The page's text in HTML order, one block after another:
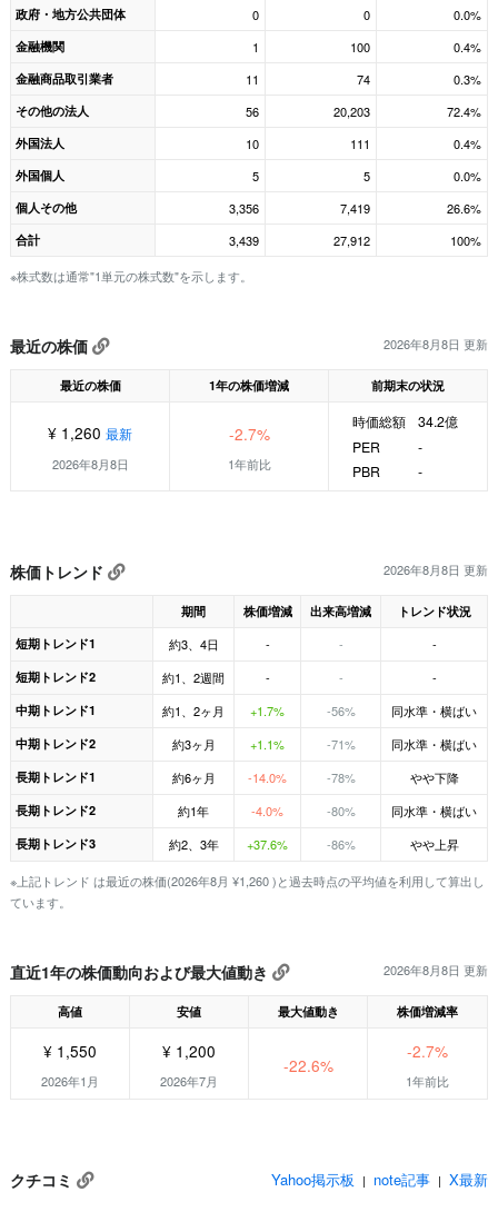
政府・地方公共団体
0 0 0.0%
金融機関 1 100 0.4%
金融商品取引業者 11 74 0.3%
その他の法人 56 20,203 72.4%
外国法人 10 111 0.4%
外国個人 5 5 0.0%
個人その他 3,356 7,419 26.6%
合計 3,439 27,912
100%
※株式数は通常"1単元の株式数"を示します。
最近の株価 2026年8月8日 更新
最近の株価 1年の株価増減 前期末の状況
¥ 1,260 最新
2026年8月8日
-2.7%
1年前比
時価総額
34.2億
PER
-
PBR
-
株価トレンド 2026年8月8日 更新
期間 株価増減 出来高増減
トレンド状況
短期トレンド1
約3、4日 - - -
短期トレンド2 約1、2週間 - - -
中期トレンド1 約1、2ヶ月 +1.7% -56% 同水準・横ばい
中期トレンド2 約3ヶ月 +1.1% -71% 同水準・横ばい
長期トレンド1 約6ヶ月 -14.0% -78% やや下降
長期トレンド2 約1年 -4.0% -80% 同水準・横ばい
長期トレンド3 約2、3年 +37.6% -86% やや上昇
※上記トレンド は最近の株価(2026年8月 ¥1,260 )と過去時点の平均値を利用して算出し
ています。
直近1年の株価動向および最大値動き 2026年8月8日 更新
高値 安値 最大値動き 株価増減率
¥ 1,550
2026年1月
¥ 1,200
2026年7月
-22.6%
-2.7%
1年前比
クチコミ Yahoo掲示板 | note記事 | X最新